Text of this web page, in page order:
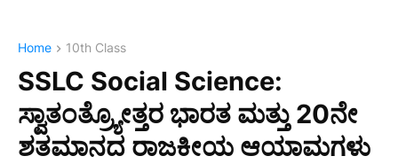
Home 10th Class
SSLC Social Science:
ಸ್ವಾತಂತ್ರ್ಯೋತ್ತರ ಭಾರತ ಮತ್ತು 20ನೇ
ಶತಮಾನದ ರಾಜಕೀಯ ಆಯಾಮಗಳು